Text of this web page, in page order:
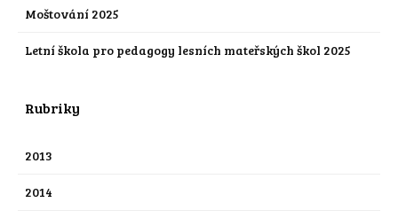
Moštování 2025
Letní škola pro pedagogy lesních mateřských škol 2025
Rubriky
2013
2014